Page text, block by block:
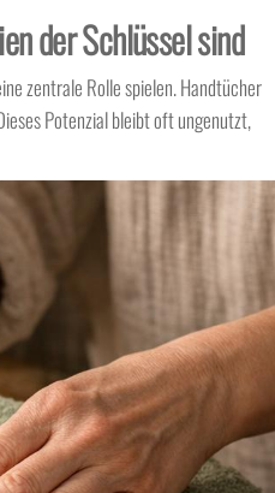
der Schlüssel sind
zentrale Rolle spielen. Handtücher
Potenzial bleibt oft ungenutzt,